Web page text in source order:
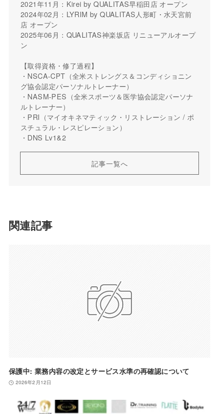
2021年11月：Kirei by QUALITAS早稲田店 オープン
2024年02月：LYRIM by QUALITAS人形町・水天宮前
店 オープン
2025年06月：QUALITAS神楽坂店 リニューアルオープ
ン
【取得資格・修了過程】
・NSCA-CPT（全米ストレングス＆コンディショニン
グ協会認定パーソナルトレーナー）
・NASM-PES（全米スポーツ＆医学協会認定パーソナ
ルトレーナー）
・PRI（マイオキネマティック・リストレーション / ポ
スチュラル・レスピレーション）
・DNS Lv1&2
記事一覧へ
関連記事
保護中: 業務内容の改定とサービス水準の再確認について
2026年2月12日